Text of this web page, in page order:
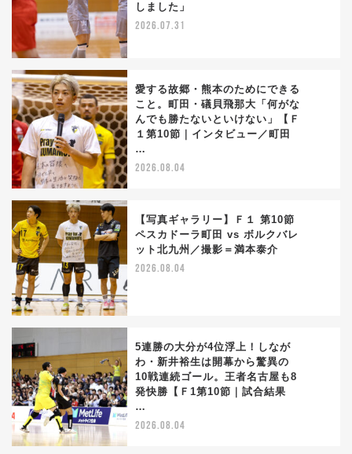
しました」
2026.07.31
愛する故郷・熊本のためにできる
こと。町田・礒貝飛那大「何がな
んでも勝たないといけない」【Ｆ
１第10節｜インタビュー／町田
…
2026.08.04
【写真ギャラリー】Ｆ１ 第10節
ペスカドーラ町田 vs ボルクバレ
ット北九州／撮影＝満本泰介
2026.08.04
5連勝の大分が4位浮上！しなが
わ・新井裕生は開幕から驚異の
10戦連続ゴール。王者名古屋も8
発快勝【Ｆ1第10節｜試合結果
…
2026.08.04